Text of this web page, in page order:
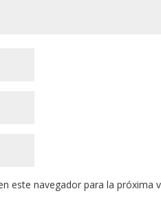
este navegador para la próxima